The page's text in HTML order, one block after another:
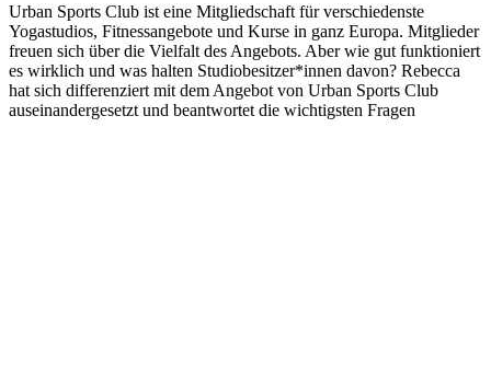
Urban Sports Club ist eine Mitgliedschaft für verschiedenste
Yogastudios, Fitnessangebote und Kurse in ganz Europa. Mitglieder
freuen sich über die Vielfalt des Angebots. Aber wie gut funktioniert
es wirklich und was halten Studiobesitzer*innen davon? Rebecca
hat sich differenziert mit dem Angebot von Urban Sports Club
auseinandergesetzt und beantwortet die wichtigsten Fragen